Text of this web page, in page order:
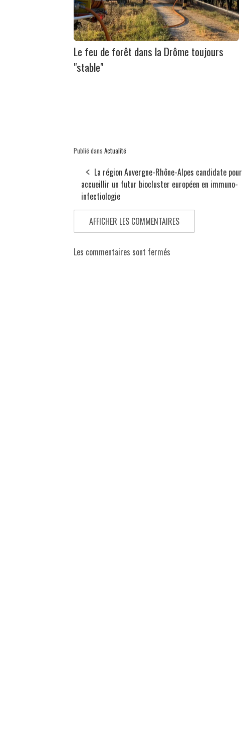
Le feu de forêt dans la Drôme toujours
"stable"
Publié dans Actualité
La région Auvergne-Rhône-Alpes candidate pour
accueillir un futur biocluster européen en immuno-
infectiologie
AFFICHER LES COMMENTAIRES
Les commentaires sont fermés